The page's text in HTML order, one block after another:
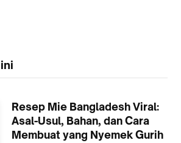
Resep Mie Bangladesh Viral:
Asal-Usul, Bahan, dan Cara
Membuat yang Nyemek Gurih